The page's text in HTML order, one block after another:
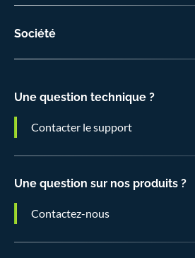
Société
Une question technique ?
Contacter le support
Une question sur nos produits ?
Contactez-nous